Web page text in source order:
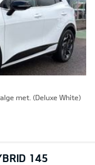
met. (Deluxe White)
145